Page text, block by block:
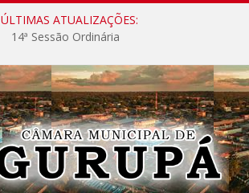
ÚLTIMAS ATUALIZAÇÕES:
14ª Sessão Ordinária